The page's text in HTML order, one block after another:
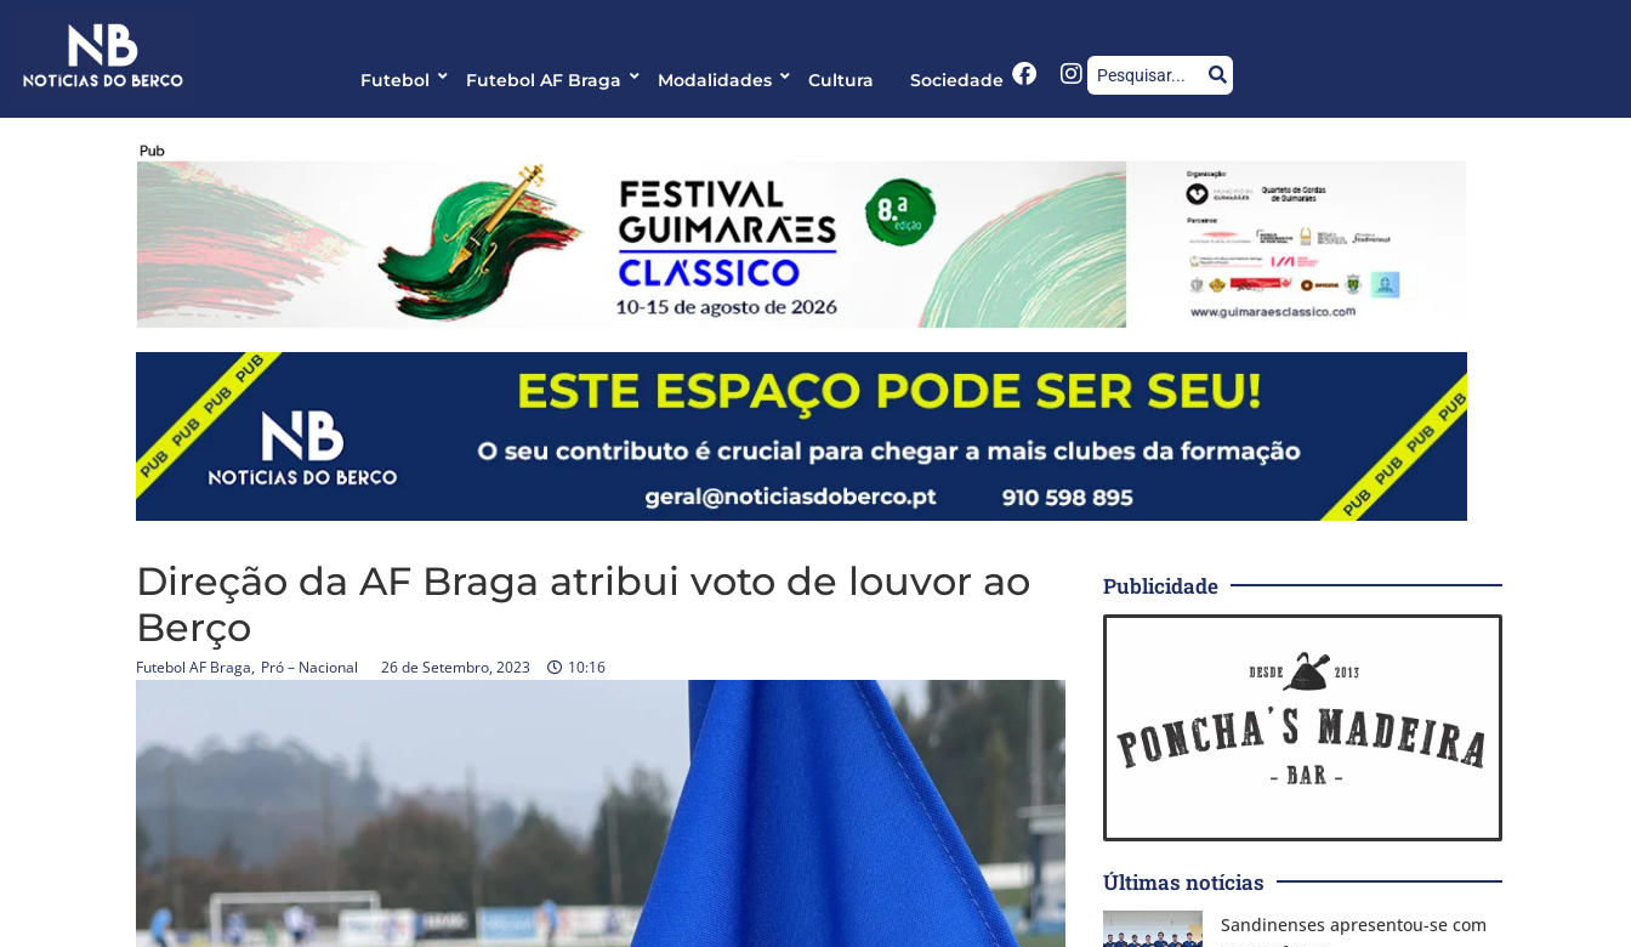
Futebol Futebol AF Braga Modalidades Cultura Sociedade
Direção da AF Braga atribui voto de louvor ao
Berço
Futebol AF Braga, Pró – Nacional 26 de Setembro, 2023 10:16
Publicidade
Últimas notícias
Sandinenses apresentou-se com